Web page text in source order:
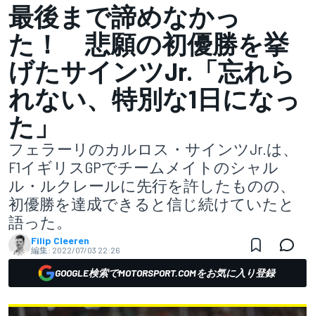
最後まで諦めなかっ
た！ 悲願の初優勝を挙
げたサインツJr.「忘れら
れない、特別な1日になっ
た」
フェラーリのカルロス・サインツJr.は、
F1イギリスGPでチームメイトのシャル
ル・ルクレールに先行を許したものの、
初優勝を達成できると信じ続けていたと
語った。
Filip Cleeren
編集: 2022/07/03 22:26
GOOGLE検索でMOTORSPORT.COMをお気に入り登録